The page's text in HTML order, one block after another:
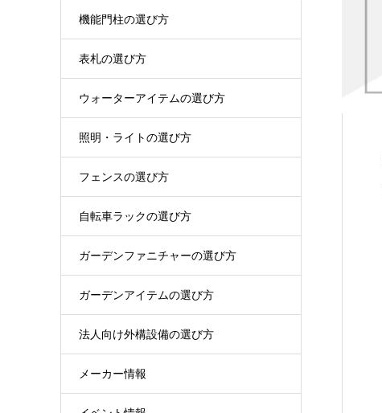
機能門柱の選び方
表札の選び方
ウォーターアイテムの選び方
照明・ライトの選び方
フェンスの選び方
自転車ラックの選び方
ガーデンファニチャーの選び方
ガーデンアイテムの選び方
法人向け外構設備の選び方
メーカー情報